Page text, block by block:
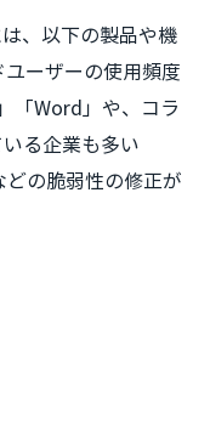
、以下の製品や機
ーザーの使用頻度
Word」や、コラ
る企業も多い
の脆弱性の修正が